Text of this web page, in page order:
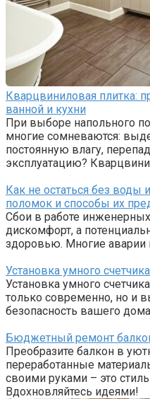
Кварцвиниловая плитка:
ванной и кухни
При выборе напольного
многие сомневаются:
постоянную влагу,
эксплуатацию?
Как не остаться без воды
поломок и способы их
Сбои в работе
дискомфорт, а
здоровью. Многие аварии
Установка умного
Установка умного
только современно, но и
безопасность вашего
Бюджетный ремонт
Преобразите балкон в
переработанные
своими руками – это
Вдохновляйтесь идеями!